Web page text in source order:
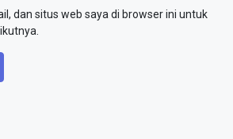
dan situs web saya di browser ini untuk